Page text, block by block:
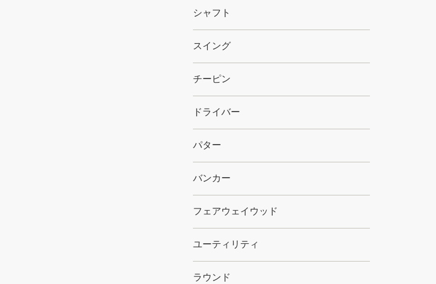
シャフト
スイング
チーピン
ドライバー
パター
バンカー
フェアウェイウッド
ユーティリティ
ラウンド